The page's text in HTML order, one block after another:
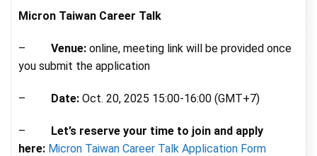
Micron Taiwan Career Talk
– Venue: online, meeting link will be provided once
you submit the application
– Date: Oct. 20, 2025 15:00-16:00 (GMT+7)
– Let’s reserve your time to join and apply
here: Micron Taiwan Career Talk Application Form